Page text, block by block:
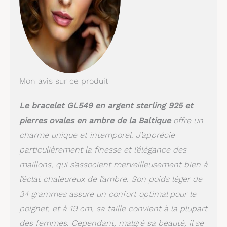
Mon avis sur ce produit
Le bracelet GL549 en argent sterling 925 et
pierres ovales en ambre de la Baltiqueoffre un
charme unique et intemporel. J’apprécie
particulièrement la finesse et l’élégance des
maillons, qui s’associent merveilleusement bien à
l’éclat chaleureux de l’ambre. Son poids léger de
34 grammes assure un confort optimal pour le
poignet, et à 19 cm, sa taille convient à la plupart
des femmes. Cependant, malgré sa beauté, il se